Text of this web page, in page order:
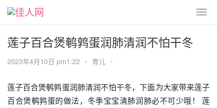
莲子百合煲鹌鹑蛋润肺清润不怕干冬
2023年4月10日 pm1:22 • 育儿 •
莲子百合煲鹌鹑蛋润肺清润不怕干冬，下面为大家带来莲子
百合煲鹌鹑蛋的做法，冬季宝宝清肺润肺必不可少哦！ 莲